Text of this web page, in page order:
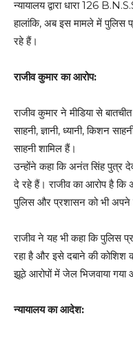
न्यायालय द्वारा धारा 126
हालांकि, अब इस मामले में पुलिस
रहे हैं।
राजीव कुमार का आरोप:
राजीव कुमार ने मीडिया से
साहनी, ज्ञानी, ध्यानी, किशन
साहनी शामिल हैं।
उन्होंने कहा कि अनंत सिंह पुत्र
दे रहे हैं। राजीव का आरोप है
पुलिस और प्रशासन को भी अपने
राजीव ने यह भी कहा कि पुलिस
रहा है और इसे दबाने की कोशिश
झूठे आरोपों में जेल भिजवाया गया
न्यायालय का आदेश: